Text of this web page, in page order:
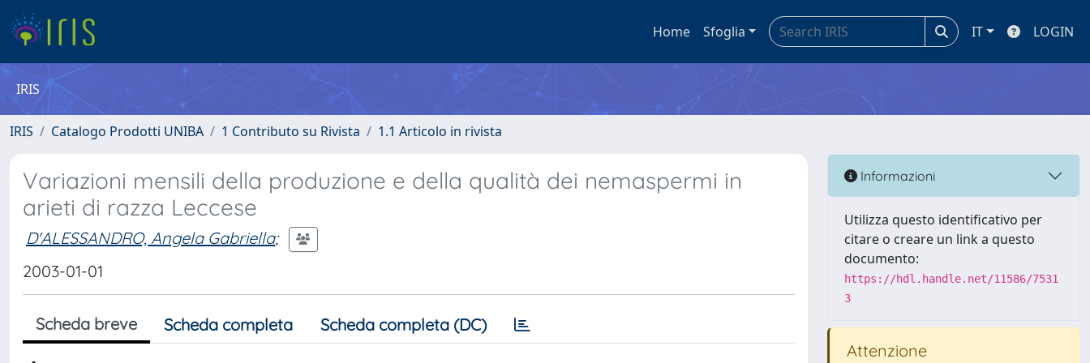
Home Sfoglia IT LOGIN
IRIS
IRIS Catalogo Prodotti UNIBA 1 Contributo su Rivista 1.1 Articolo in rivista
Variazioni mensili della produzione e della qualità dei nemaspermi in
arieti di razza Leccese
D'ALESSANDRO, Angela Gabriella;
2003-01-01
Scheda breve Scheda completa Scheda completa (DC)
Informazioni
Utilizza questo identificativo per
citare o creare un link a questo
documento:
https://hdl.handle.net/11586/7531
3
Attenzione